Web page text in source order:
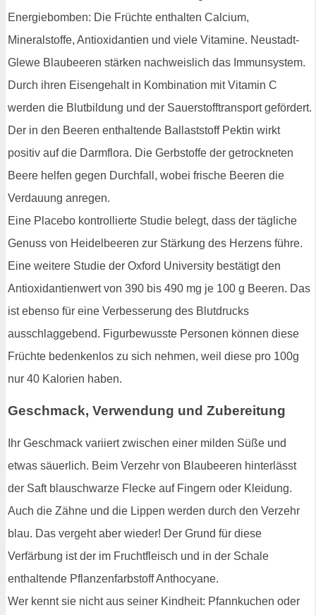
Energiebomben: Die Früchte enthalten Calcium,
Mineralstoffe, Antioxidantien und viele Vitamine. Neustadt-
Glewe Blaubeeren stärken nachweislich das Immunsystem.
Durch ihren Eisengehalt in Kombination mit Vitamin C
werden die Blutbildung und der Sauerstofftransport gefördert.
Der in den Beeren enthaltende Ballaststoff Pektin wirkt
positiv auf die Darmflora. Die Gerbstoffe der getrockneten
Beere helfen gegen Durchfall, wobei frische Beeren die
Verdauung anregen.
Eine Placebo kontrollierte Studie belegt, dass der tägliche
Genuss von Heidelbeeren zur Stärkung des Herzens führe.
Eine weitere Studie der Oxford University bestätigt den
Antioxidantienwert von 390 bis 490 mg je 100 g Beeren. Das
ist ebenso für eine Verbesserung des Blutdrucks
ausschlaggebend. Figurbewusste Personen können diese
Früchte bedenkenlos zu sich nehmen, weil diese pro 100g
nur 40 Kalorien haben.
Geschmack, Verwendung und Zubereitung
Ihr Geschmack variiert zwischen einer milden Süße und
etwas säuerlich. Beim Verzehr von Blaubeeren hinterlässt
der Saft blauschwarze Flecke auf Fingern oder Kleidung.
Auch die Zähne und die Lippen werden durch den Verzehr
blau. Das vergeht aber wieder! Der Grund für diese
Verfärbung ist der im Fruchtfleisch und in der Schale
enthaltende Pflanzenfarbstoff Anthocyane.
Wer kennt sie nicht aus seiner Kindheit: Pfannkuchen oder